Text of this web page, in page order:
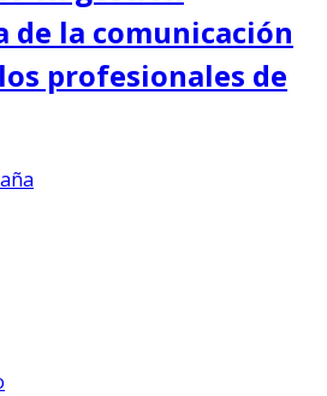
de la comunicación
profesionales de